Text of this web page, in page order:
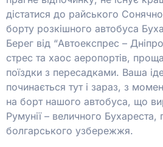
дістатися до райського
борту розкішного автобуса
Берег від “Автоекспрес –
стрес та хаос аеропортів,
поїздки з пересадками. Ваша
починається тут і зараз, з
на борт нашого автобуса, що
Румунії – величного Бухареста,
болгарського узбережжя.